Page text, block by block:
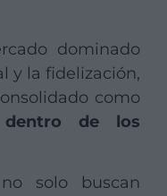
dominado
y la fidelización,
como
de los
solo buscan